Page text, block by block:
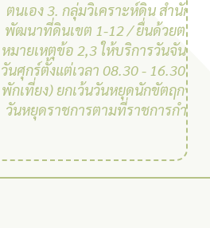
ตนเอง 3. กลุ่มวิเคราะห์ดิน สํานักงาน
พัฒนาที่ดินเขต 1-12 / ยื่นด้วยตนเอง
หมายเหตุข้อ 2,3 ให้บริการวันจันทร์ถึง
วันศุกร์ตั้งแต่เวลา 08.30 - 16.30 น. (มี
พักเที่ยง) ยกเว้นวันหยุดนักขัตฤกษ์และ
วันหยุดราชการตามที่ราชการกําหนด